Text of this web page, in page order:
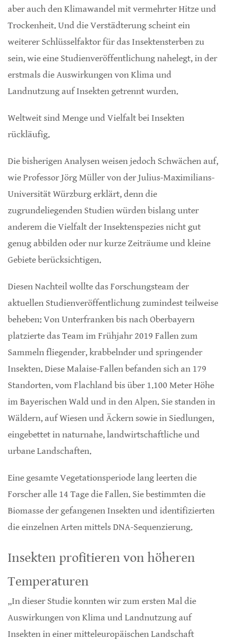
aber auch den Klimawandel mit vermehrter Hitze und
Trockenheit. Und die Verstädterung scheint ein
weiterer Schlüsselfaktor für das Insektensterben zu
sein, wie eine Studienveröffentlichung nahelegt, in der
erstmals die Auswirkungen von Klima und
Landnutzung auf Insekten getrennt wurden.
Weltweit sind Menge und Vielfalt bei Insekten
rückläufig.
Die bisherigen Analysen weisen jedoch Schwächen auf,
wie Professor Jörg Müller von der Julius-Maximilians-
Universität Würzburg erklärt, denn die
zugrundeliegenden Studien würden bislang unter
anderem die Vielfalt der Insektenspezies nicht gut
genug abbilden oder nur kurze Zeiträume und kleine
Gebiete berücksichtigen.
Diesen Nachteil wollte das Forschungsteam der
aktuellen Studienveröffentlichung zumindest teilweise
beheben: Von Unterfranken bis nach Oberbayern
platzierte das Team im Frühjahr 2019 Fallen zum
Sammeln fliegender, krabbelnder und springender
Insekten. Diese Malaise-Fallen befanden sich an 179
Standorten, vom Flachland bis über 1.100 Meter Höhe
im Bayerischen Wald und in den Alpen. Sie standen in
Wäldern, auf Wiesen und Äckern sowie in Siedlungen,
eingebettet in naturnahe, landwirtschaftliche und
urbane Landschaften.
Eine gesamte Vegetationsperiode lang leerten die
Forscher alle 14 Tage die Fallen. Sie bestimmten die
Biomasse der gefangenen Insekten und identifizierten
die einzelnen Arten mittels DNA-Sequenzierung.
Insekten profitieren von höheren
Temperaturen
„In dieser Studie konnten wir zum ersten Mal die
Auswirkungen von Klima und Landnutzung auf
Insekten in einer mitteleuropäischen Landschaft